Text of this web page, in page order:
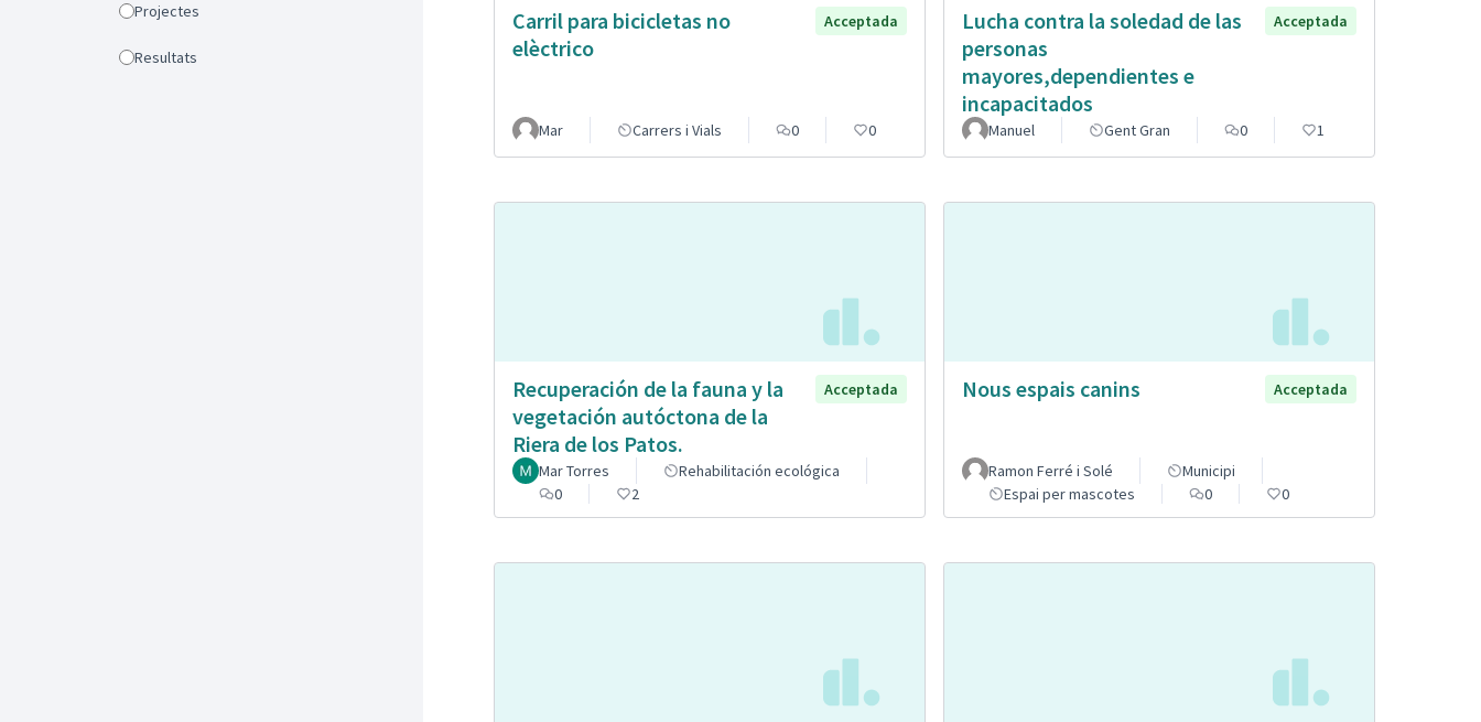
Projectes
Resultats
Carril para bicicletas no
elèctrico
Acceptada
Mar Carrers i Vials 0 0
Lucha contra la soledad de las
personas
mayores,dependientes e
incapacitados
Acceptada
Manuel Gent Gran 0 1
Recuperación de la fauna y la
vegetación autóctona de la
Riera de los Patos.
Acceptada
Mar Torres
Rehabilitación ecológica
0
2
Nous espais canins Acceptada
Ramon Ferré i Solé
Municipi
Espai per mascotes
0 0